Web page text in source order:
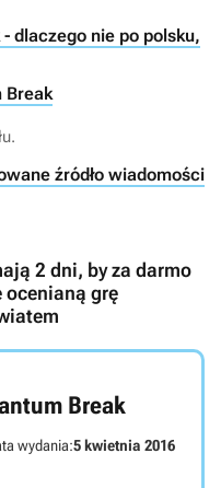
dlaczego nie po polsku,
Break
źródło wiadomości
2 dni, by za darmo
ocenianą grę
Break
wydania:5 kwietnia 2016